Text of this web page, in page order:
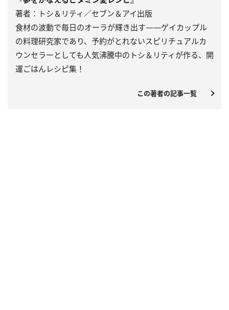
著者：トシ＆リティ／セブン＆アイ出版
食材の波動で毎日のオーラが輝き出す――ゲイカップル
の料理研究家であり、予約がとれないスピリチュアルカ
ウンセラーとしても人気沸騰中のトシ＆リティが作る、開
運ごはんレシピ集！
この著者の記事一覧